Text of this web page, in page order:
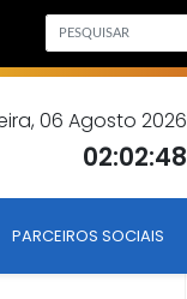
06 Agosto 2026
02:02:48
PARCEIROS SOCIAIS